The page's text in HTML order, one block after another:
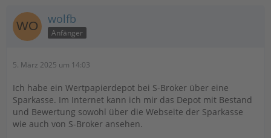
wolfb
Anfänger
5. März 2025 um 14:03
Ich habe ein Wertpapierdepot bei S-Broker über eine
Sparkasse. Im Internet kann ich mir das Depot mit Bestand
und Bewertung sowohl über die Webseite der Sparkasse
wie auch von S-Broker ansehen.